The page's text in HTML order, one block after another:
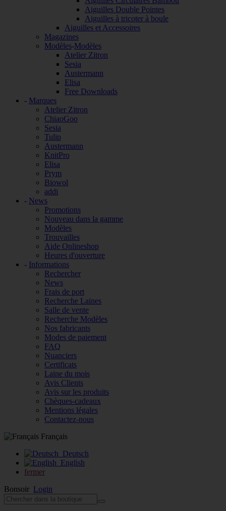
Aiguilles Double Pointes
Aiguilles à tricoter à boule
Aiguilles et Accessoires
Magazines
Modèles-Modèles
Atelier Zitron
Sesia
Austermann
Elisa
Free Downloads
- Marques
Atelier Zitron
ChiaoGoo
Sesia
Tulip
Austermann
KnitPro
Elisa
Prym
Biowol
addi
- News
Promotions
Nouveau dans la gamme
Modèles
Trouvailles
Aide Onlineshop
Heures d'ouverture
- Informations
Rechercher
News
Frais de port
Recherche Laines
Salle de vente
Recherche Modèles
Nos fabricants
Modes de paiement
FAQ
Nuanciers
Certificats
Laine du mois
Avis Clients
Avis sur les produits
Chèques-cadeaux
Mentions légales
Contactez-nous
Français
Deutsch
English
fermer
Bonsoir Login